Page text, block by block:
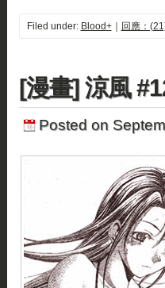
Filed under: Blood+｜ 回應：
[漫畫] 涼風
Posted on